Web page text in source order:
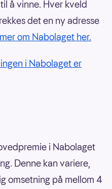
å vinne. Hver kveld
det en ny adresse
om Nabolaget her.
i Nabolaget er
i Nabolaget
Denne kan variere,
omsetning på mellom 4